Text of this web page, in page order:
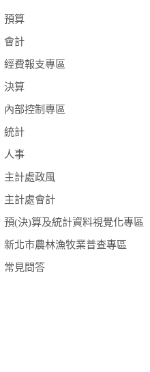
預算
會計
經費報支專區
決算
內部控制專區
統計
人事
主計處政風
主計處會計
預(決)算及統計資料視覺化專區
新北市農林漁牧業普查專區
常見問答